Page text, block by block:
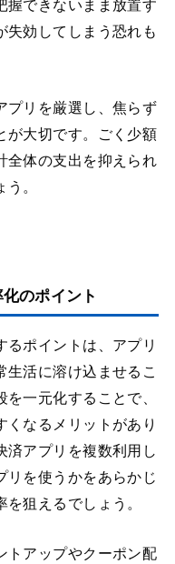
握できないまま放置す
失効してしまう恐れも
プリを厳選し、焦らず
が大切です。ごく少額
全体の支出を抑えられ
。
のポイント
るポイントは、アプリ
生活に溶け込ませるこ
一元化することで、
なるメリットがあり
済アプリを複数利用し
リを使うかをあらかじ
狙えるでしょう。
トアップやクーポン配